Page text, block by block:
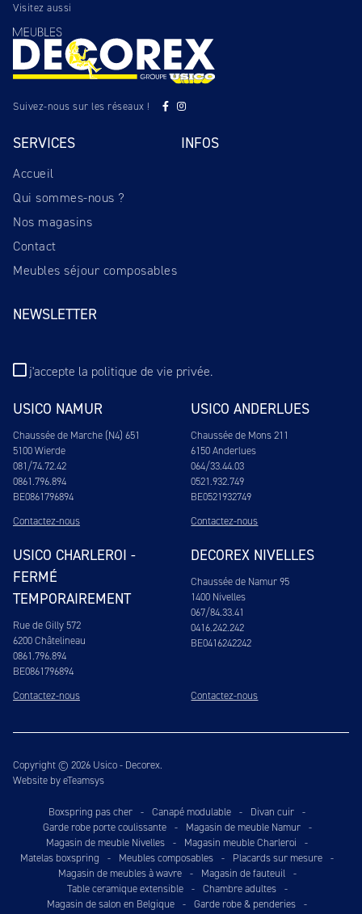
Visitez aussi
Suivez-nous sur les réseaux !
SERVICES
Accueil
Qui sommes-nous ?
Nos magasins
Contact
Meubles séjour composables
INFOS
NEWSLETTER
j'accepte la politique de vie privée.
USICO NAMUR
Chaussée de Marche (N4) 651
5100 Wierde
081/74.72.42
0861.796.894
BE0861796894
Contactez-nous
USICO ANDERLUES
Chaussée de Mons 211
6150 Anderlues
064/33.44.03
0521.932.749
BE0521932749
Contactez-nous
USICO CHARLEROI -
FERMÉ
TEMPORAIREMENT
Rue de Gilly 572
6200 Châtelineau
0861.796.894
BE0861796894
Contactez-nous
DECOREX NIVELLES
Chaussée de Namur 95
1400 Nivelles
067/84.33.41
0416.242.242
BE0416242242
Contactez-nous
Copyright © 2026 Usico - Decorex.
Website by eTeamsys
Boxspring pas cher - Canapé modulable - Divan cuir -
Garde robe porte coulissante
- Magasin de meuble Namur
-
Magasin de meuble Nivelles - Magasin meuble Charleroi
-
Matelas boxspring
- Meubles composables - Placards sur mesure -
Magasin de meubles à wavre
- Magasin de fauteuil
-
Table ceramique extensible
- Chambre adultes
-
Magasin de salon en Belgique - Garde robe & penderies -